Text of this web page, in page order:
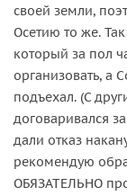
своей земли,
Осетию то же.
который за пол
организовать, а
подъехал. (С
договаривался
дали отказ
рекомендую
ОБЯЗАТЕЛЬНО